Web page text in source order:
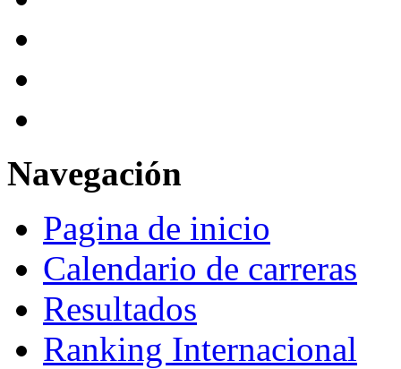
Navegación
Pagina de inicio
Calendario de carreras
Resultados
Ranking Internacional